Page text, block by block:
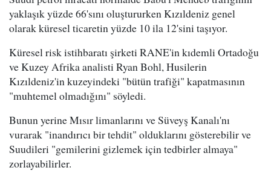
yaklaşık yüzde 66'sını oluştururken Kızıldeniz genel
olarak küresel ticaretin yüzde 10 ila 12'sini taşıyor.
Küresel risk istihbaratı şirketi RANE'in kıdemli Ortadoğu
ve Kuzey Afrika analisti Ryan Bohl, Husilerin
Kızıldeniz'in kuzeyindeki "bütün trafiği" kapatmasının
"muhtemel olmadığını" söyledi.
Bunun yerine Mısır limanlarını ve Süveyş Kanalı'nı
vurarak "inandırıcı bir tehdit" olduklarını gösterebilir ve
Suudileri "gemilerini gizlemek için tedbirler almaya"
zorlayabilirler.